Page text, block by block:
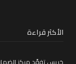
الأكثر قراءة